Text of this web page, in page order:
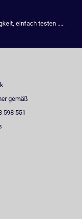
einfach testen ....
gemäß
598 551